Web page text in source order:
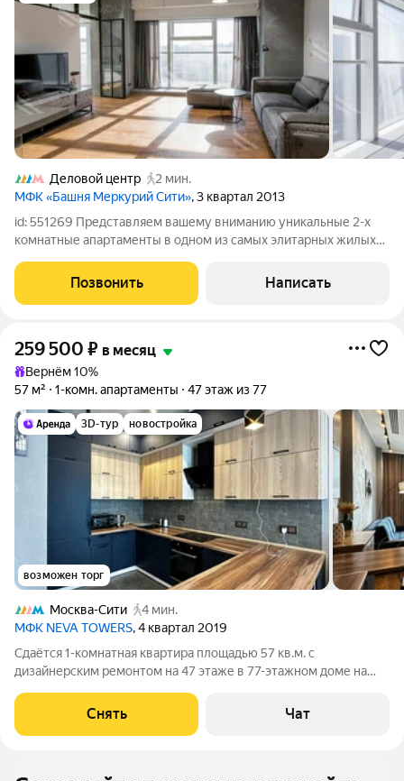
Деловой центр
2 мин.
МФК «Башня Меркурий Сити», 3 квартал 2013
id: 551269 Представляем вашему вниманию уникальные 2-х
комнатные апартаменты в одном из самых элитарных жилых
Эти апартаменты станут вашим уютным убежищем, предлагая
идеальное сочетание роскоши
Позвонить Написать
259 500 ₽ в месяц
Вернём 10%
57 м²
1-комн. апартаменты 47 этаж из 77
3D-тур новостройка
возможен торг
Москва-Сити
4 мин.
МФК NEVA TOWERS, 4 квартал 2019
Сдаётся 1-комнатная квартира площадью 57 кв.м. с
дизайнерским ремонтом на 47 этаже в 77-этажном доме на
Стиральная машина Сушильная машина Холодильник
Посудомоечная машина Кондиционер
Снять Чат